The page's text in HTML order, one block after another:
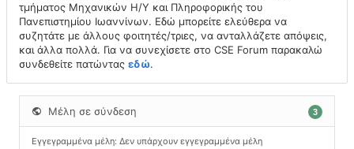
τμήματος Μηχανικών Η/Υ και Πληροφορικής του
Πανεπιστημίου Ιωαννίνων. Εδώ μπορείτε ελεύθερα να
συζητάτε με άλλους φοιτητές/τριες, να ανταλλάζετε απόψεις,
και άλλα πολλά. Για να συνεχίσετε στο CSE Forum παρακαλώ
συνδεθείτε πατώντας εδώ.
Μέλη σε σύνδεση 3
Εγγεγραμμένα μέλη: Δεν υπάρχουν εγγεγραμμένα μέλη